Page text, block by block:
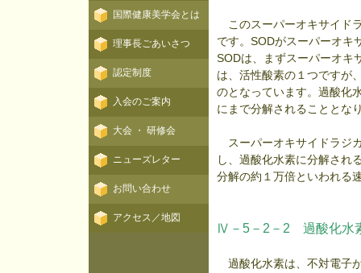
このスーパーオキサイド
です。SODがスーパーオキ
SODは、まずスーパーオキ
は、活性酸素の１つですが
のとなっています。過酸化
にまで分解されることとな
スーパーオキサイドラジ
し、過酸化水素に分解され
分解の約１万倍といわれる
Ⅳ－5－2－2 過酸化水
過酸化水素は、不対電子
国際健康美学会とは
理事長ごあいさつ
認定制度
入会のご案内
大会 ・ 研修会
ニューズレター
お問い合わせ
アクセス／地図